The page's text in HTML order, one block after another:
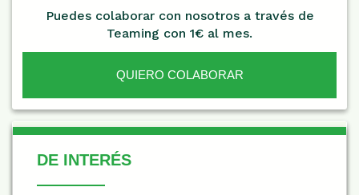
Puedes colaborar con nosotros a través de
Teaming con 1€ al mes.
QUIERO COLABORAR
De Interés
DE INTERÉS